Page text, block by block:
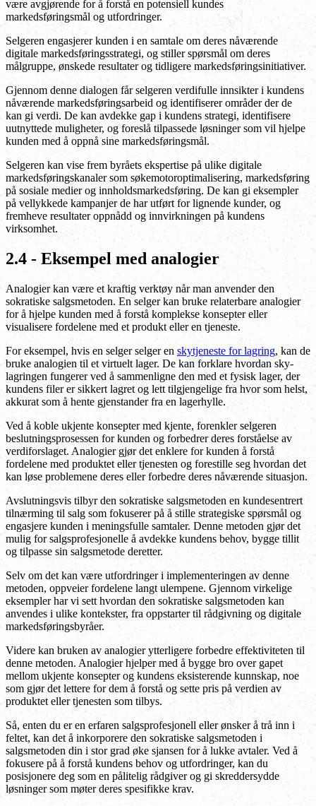
være avgjørende for å forstå en potensiell kundes
markedsføringsmål og utfordringer.
Selgeren engasjerer kunden i en samtale om deres nåværende
digitale markedsføringsstrategi, og stiller spørsmål om deres
målgruppe, ønskede resultater og tidligere markedsføringsinitiativer.
Gjennom denne dialogen får selgeren verdifulle innsikter i kundens
nåværende markedsføringsarbeid og identifiserer områder der de
kan gi verdi. De kan avdekke gap i kundens strategi, identifisere
uutnyttede muligheter, og foreslå tilpassede løsninger som vil hjelpe
kunden med å oppnå sine markedsføringsmål.
Selgeren kan vise frem byråets ekspertise på ulike digitale
markedsføringskanaler som søkemotoroptimalisering, markedsføring
på sosiale medier og innholdsmarkedsføring. De kan gi eksempler
på vellykkede kampanjer de har utført for lignende kunder, og
fremheve resultater oppnådd og innvirkningen på kundens
virksomhet.
2.4 - Eksempel med analogier
Analogier kan være et kraftig verktøy når man anvender den
sokratiske salgsmetoden. En selger kan bruke relaterbare analogier
for å hjelpe kunden med å forstå komplekse konsepter eller
visualisere fordelene med et produkt eller en tjeneste.
For eksempel, hvis en selger selger en skytjeneste for lagring, kan de
bruke analogien til et virtuelt lager. De kan forklare hvordan sky-
lagringen fungerer ved å sammenligne den med et fysisk lager, der
kundens filer er sikkert lagret og lett tilgjengelige fra hvor som helst,
akkurat som å hente gjenstander fra en lagerhylle.
Ved å koble ukjente konsepter med kjente, forenkler selgeren
beslutningsprosessen for kunden og forbedrer deres forståelse av
verdiforslaget. Analogier gjør det enklere for kunden å forstå
fordelene med produktet eller tjenesten og forestille seg hvordan det
kan løse problemene deres eller forbedre deres nåværende situasjon.
Avslutningsvis tilbyr den sokratiske salgsmetoden en kundesentrert
tilnærming til salg som fokuserer på å stille strategiske spørsmål og
engasjere kunden i meningsfulle samtaler. Denne metoden gjør det
mulig for salgsprofesjonelle å avdekke kundens behov, bygge tillit
og tilpasse sin salgsmetode deretter.
Selv om det kan være utfordringer i implementeringen av denne
metoden, oppveier fordelene langt ulempene. Gjennom virkelige
eksempler har vi sett hvordan den sokratiske salgsmetoden kan
anvendes i ulike kontekster, fra oppstarter til rådgivning og digitale
markedsføringsbyråer.
Videre kan bruken av analogier ytterligere forbedre effektiviteten til
denne metoden. Analogier hjelper med å bygge bro over gapet
mellom ukjente konsepter og kundens eksisterende kunnskap, noe
som gjør det lettere for dem å forstå og sette pris på verdien av
produktet eller tjenesten som tilbys.
Så, enten du er en erfaren salgsprofesjonell eller ønsker å trå inn i
feltet, kan det å inkorporere den sokratiske salgsmetoden i
salgsmetoden din i stor grad øke sjansen for å lukke avtaler. Ved å
fokusere på å forstå kundens behov og utfordringer, kan du
posisjonere deg som en pålitelig rådgiver og gi skreddersydde
løsninger som møter deres spesifikke krav.